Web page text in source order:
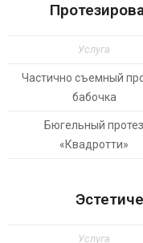
Услуга
Частично съемный
бабочка
Бюгельный протез
«Квадротти»
Услуга